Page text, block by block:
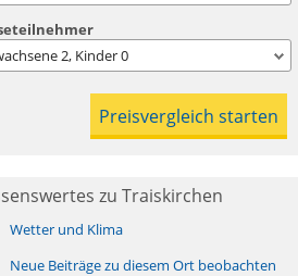
2, Kinder0
zu Traiskirchen
Wetter und Klima
Neue Beiträge zu diesem Ort beobachten